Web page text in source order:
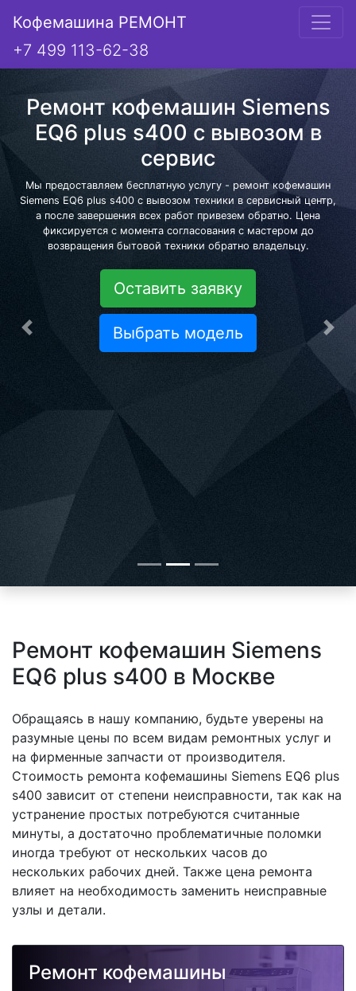
Кофемашина РЕМОНТ
+7 499 113-62-38
Ремонт кофемашин Siemens
EQ6 plus s400 с вывозом в
сервис
Мы предоставляем бесплатную услугу - ремонт кофемашин
Siemens EQ6 plus s400 с вывозом техники в сервисный центр,
а после завершения всех работ привезем обратно. Цена
фиксируется с момента согласования с мастером до
возвращения бытовой техники обратно владельцу.
Оставить заявку
Выбрать модель
Предыдущая
Ремонт кофемашин Siemens
EQ6 plus s400 в Москве
Обращаясь в нашу компанию, будьте уверены на
разумные цены по всем видам ремонтных услуг и
на фирменные запчасти от производителя.
Стоимость ремонта кофемашины Siemens EQ6 plus
s400 зависит от степени неисправности, так как на
устранение простых потребуются считанные
минуты, а достаточно проблематичные поломки
иногда требуют от нескольких часов до
нескольких рабочих дней. Также цена ремонта
влияет на необходимость заменить неисправные
узлы и детали.
Ремонт кофемашины